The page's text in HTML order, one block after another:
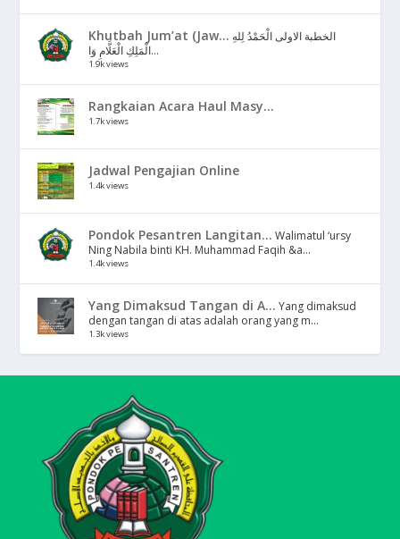
Khutbah Jum’at (Jaw... الخطبة الاولى الْحَمْدُ لِلهِ
الْمَلِكِ الْعَلَّامِ وَا...
1.9k views
Rangkaian Acara Haul Masy...
1.7k views
Jadwal Pengajian Online
1.4k views
Pondok Pesantren Langitan... Walimatul ‘ursy
Ning Nabila binti KH. Muhammad Faqih &a...
1.4k views
Yang Dimaksud Tangan di A... Yang dimaksud
dengan tangan di atas adalah orang yang m...
1.3k views